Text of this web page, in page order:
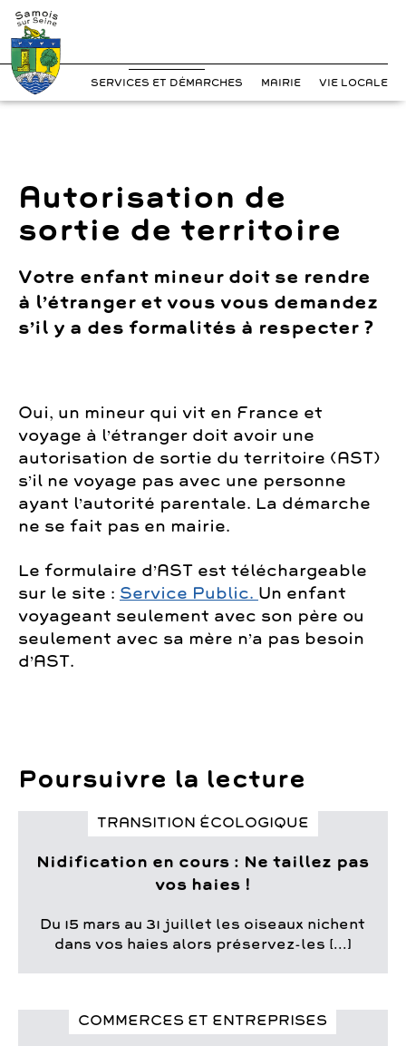
?>
Skip
to
content
SERVICES ET DÉMARCHES MAIRIE VIE LOCALE
Autorisation de
sortie de territoire
Votre enfant mineur doit se rendre
à l’étranger et vous vous demandez
s’il y a des formalités à respecter ?
Oui, un mineur qui vit en France et
voyage à l’étranger doit avoir une
autorisation de sortie du territoire (AST)
s’il ne voyage pas avec une personne
ayant l’autorité parentale. La démarche
ne se fait pas en mairie.
Le formulaire d’AST est téléchargeable
sur le site : Service Public. Un enfant
voyageant seulement avec son père ou
seulement avec sa mère n’a pas besoin
d’AST.
Poursuivre la lecture
TRANSITION ÉCOLOGIQUE
Nidification en cours : Ne taillez pas
vos haies !
Du 15 mars au 31 juillet les oiseaux nichent
dans vos haies alors préservez-les [...]
COMMERCES ET ENTREPRISES
Cookies management panel